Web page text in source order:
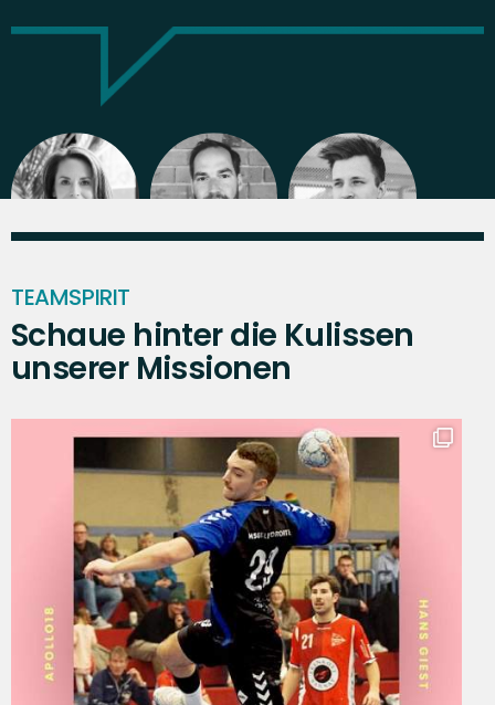
TEAMSPIRIT
Schaue hinter die Kulissen
unserer Missionen